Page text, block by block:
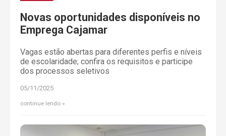
Novas oportunidades disponíveis no
Emprega Cajamar
Vagas estão abertas para diferentes perfis e níveis
de escolaridade; confira os requisitos e participe
dos processos seletivos
05/11/2025
continue lendo